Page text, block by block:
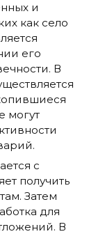
и
как село
его
В
могут
с
получить
Затем
для
В